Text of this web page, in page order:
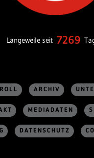
Langeweile seit 7269
ARCHIV
MEDIADATEN
DATENSCHUTZ